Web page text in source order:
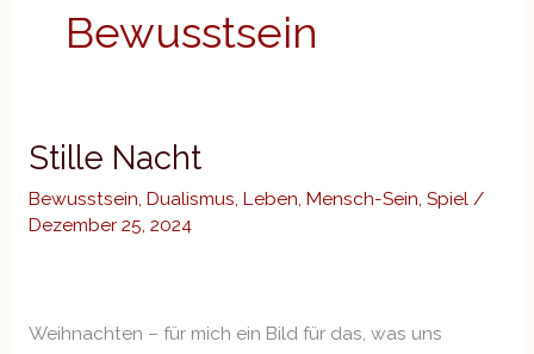
Bewusstsein
Stille Nacht
Bewusstsein Dualismus Leben Mensch-Sein Spiel /
Dezember 25, 2024
Weihnachten – für mich ein Bild für das, was uns
Stille